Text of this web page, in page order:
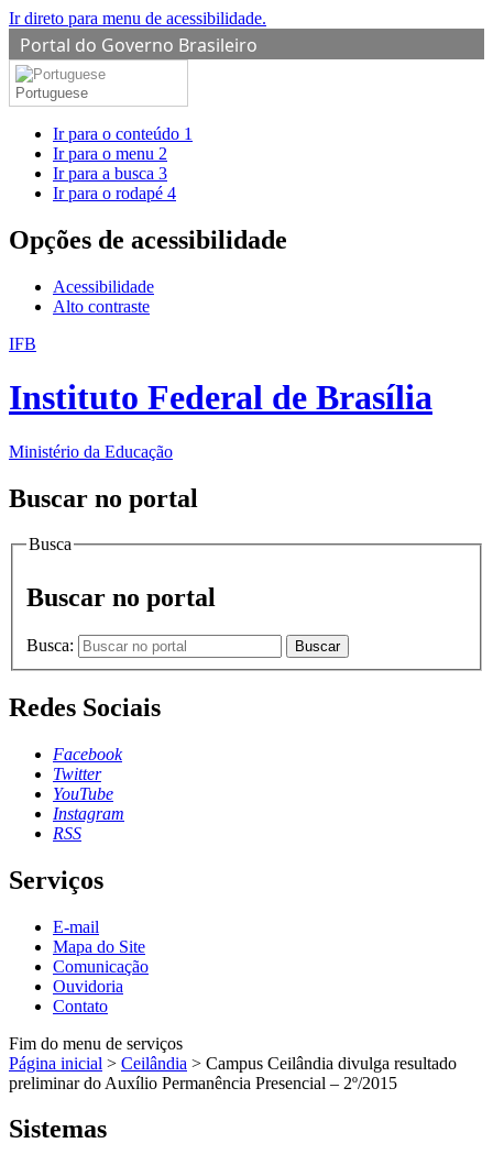
Ir direto para menu de acessibilidade.
Portal do Governo Brasileiro
Portuguese
Ir para o conteúdo 1
Ir para o menu 2
Ir para a busca 3
Ir para o rodapé 4
Opções de acessibilidade
Acessibilidade
Alto contraste
IFB
Instituto Federal de Brasília
Ministério da Educação
Buscar no portal
Busca
Buscar no portal
Busca: Buscar
Redes Sociais
Facebook
Twitter
YouTube
Instagram
RSS
Serviços
E-mail
Mapa do Site
Comunicação
Ouvidoria
Contato
Fim do menu de serviços
Página inicial > Ceilândia > Campus Ceilândia divulga resultado
preliminar do Auxílio Permanência Presencial – 2º/2015
Sistemas